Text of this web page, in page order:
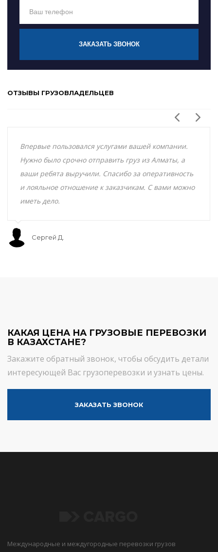
ЗАКАЗАТЬ ЗВОНОК
ОТЗЫВЫ ГРУЗОВЛАДЕЛЬЦЕВ
Впервые пользовался услугами вашей компании.
Нужно было срочно отправить груз из Алматы, а
ваши ребята выручили. Спасибо за оперативность
и лояльное отношение к заказчикам. С вами можно
иметь дело.
Сергей Д.
КАКАЯ ЦЕНА НА ГРУЗОВЫЕ ПЕРЕВОЗКИ
В КАЗАХСТАНЕ?
Закажите обратный звонок, чтобы обсудить детали
интересующей Вас грузоперевозки и узнать цены.
ЗАКАЗАТЬ ЗВОНОК
Международные и междугородные перевозки грузов